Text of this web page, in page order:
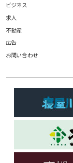
ビジネス
求人
不動産
広告
お問い合わせ